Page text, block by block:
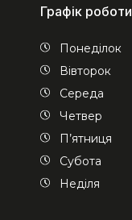
Графік роботи
Понеділок
Вівторок
Середа
Четвер
П’ятниця
Субота
Неділя